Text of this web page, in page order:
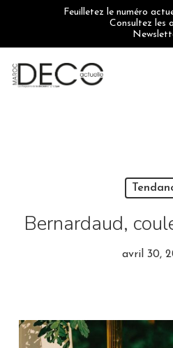
Feuilletez le numéro
Consultez les
Bernardaud,
avril 30,